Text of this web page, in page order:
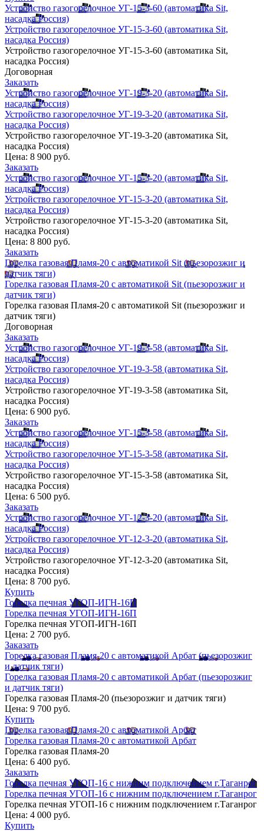
Устройство газогорелочное УГ-15-3-60 (автоматика Sit,
насадка Россия)
Устройство газогорелочное УГ-15-3-60 (автоматика Sit,
насадка Россия)
Устройство газогорелочное УГ-15-3-60 (автоматика Sit,
насадка Россия)
Договорная
Заказать
Устройство газогорелочное УГ-19-3-20 (автоматика Sit,
насадка Россия)
Устройство газогорелочное УГ-19-3-20 (автоматика Sit,
насадка Россия)
Устройство газогорелочное УГ-19-3-20 (автоматика Sit,
насадка Россия)
Цена: 8 900 руб.
Заказать
Устройство газогорелочное УГ-15-3-20 (автоматика Sit,
насадка Россия)
Устройство газогорелочное УГ-15-3-20 (автоматика Sit,
насадка Россия)
Устройство газогорелочное УГ-15-3-20 (автоматика Sit,
насадка Россия)
Цена: 8 800 руб.
Заказать
Горелка газовая Пламя-20 с автоматикой Sit (пьезорозжиг и
датчик тяги)
Горелка газовая Пламя-20 с автоматикой Sit (пьезорозжиг и
датчик тяги)
Горелка газовая Пламя-20 с автоматикой Sit (пьезорозжиг и
датчик тяги)
Договорная
Заказать
Устройство газогорелочное УГ-19-3-58 (автоматика Sit,
насадка Россия)
Устройство газогорелочное УГ-19-3-58 (автоматика Sit,
насадка Россия)
Устройство газогорелочное УГ-19-3-58 (автоматика Sit,
насадка Россия)
Цена: 6 900 руб.
Заказать
Устройство газогорелочное УГ-15-3-58 (автоматика Sit,
насадка Россия)
Устройство газогорелочное УГ-15-3-58 (автоматика Sit,
насадка Россия)
Устройство газогорелочное УГ-15-3-58 (автоматика Sit,
насадка Россия)
Цена: 6 500 руб.
Заказать
Устройство газогорелочное УГ-12-3-20 (автоматика Sit,
насадка Россия)
Устройство газогорелочное УГ-12-3-20 (автоматика Sit,
насадка Россия)
Устройство газогорелочное УГ-12-3-20 (автоматика Sit,
насадка Россия)
Цена: 8 700 руб.
Купить
Горелка печная УГОП-ИГН-16П
Горелка печная УГОП-ИГН-16П
Горелка печная УГОП-ИГН-16П
Цена: 2 700 руб.
Заказать
Горелка газовая Пламя-20 с автоматикой Арбат (пьезорозжиг
и датчик тяги)
Горелка газовая Пламя-20 с автоматикой Арбат (пьезорозжиг
и датчик тяги)
Горелка газовая Пламя-20 (пьезорозжиг и датчик тяги)
Цена: 9 700 руб.
Купить
Горелка газовая Пламя-20 с автоматикой Арбат
Горелка газовая Пламя-20 с автоматикой Арбат
Горелка газовая Пламя-20
Цена: 6 400 руб.
Заказать
Горелка печная УГОП-16 с нижним подключением г.Таганрог
Горелка печная УГОП-16 с нижним подключением г.Таганрог
Горелка печная УГОП-16 с нижним подключением г.Таганрог
Цена: 4 000 руб.
Купить